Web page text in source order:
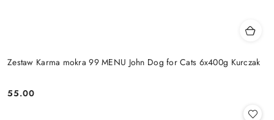
Zestaw Karma mokra 99 MENU John Dog for Cats 6x400g Kurczak
Cena:
55.00